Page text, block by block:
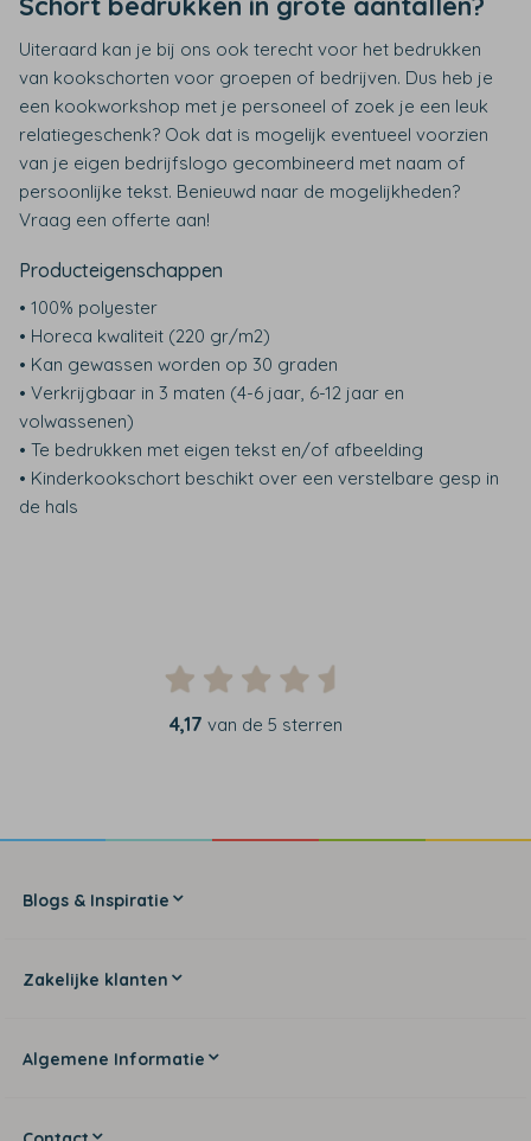
Uiteraard kan je bij ons ook terecht voor het bedrukken
van kookschorten voor groepen of bedrijven. Dus heb je
een kookworkshop met je personeel of zoek je een leuk
relatiegeschenk? Ook dat is mogelijk eventueel voorzien
van je eigen bedrijfslogo gecombineerd met naam of
persoonlijke tekst. Benieuwd naar de mogelijkheden?
Vraag een offerte aan!
Producteigenschappen
• 100% polyester
• Horeca kwaliteit (220 gr/m2)
• Kan gewassen worden op 30 graden
• Verkrijgbaar in 3 maten (4-6 jaar, 6-12 jaar en
volwassenen)
• Te bedrukken met eigen tekst en/of afbeelding
• Kinderkookschort beschikt over een verstelbare gesp in
de hals
4,17 van de 5 sterren
Blogs & Inspiratie
Zakelijke klanten
Algemene Informatie